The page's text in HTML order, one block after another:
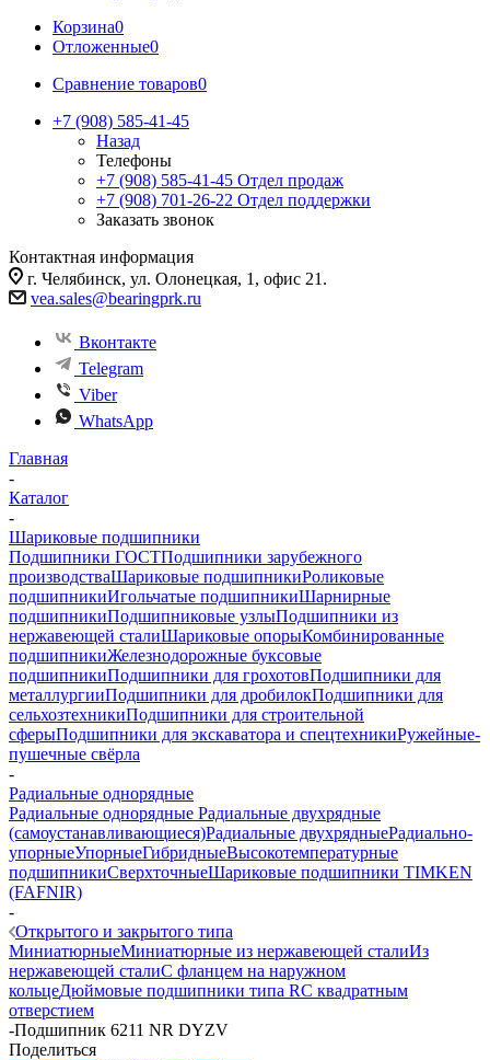
Корзина0
Отложенные0
Сравнение товаров0
+7 (908) 585-41-45
Назад
Телефоны
+7 (908) 585-41-45 Отдел продаж
+7 (908) 701-26-22 Отдел поддержки
Заказать звонок
Контактная информация
г. Челябинск, ул. Олонецкая, 1, офис 21.
vea.sales@bearingprk.ru
Вконтакте
Telegram
Viber
WhatsApp
Главная
-
Каталог
-
Шариковые подшипники
Подшипники ГОСТПодшипники зарубежного
производстваШариковые подшипникиРоликовые
подшипникиИгольчатые подшипникиШарнирные
подшипникиПодшипниковые узлыПодшипники из
нержавеющей сталиШариковые опорыКомбинированные
подшипникиЖелезнодорожные буксовые
подшипникиПодшипники для грохотовПодшипники для
металлургииПодшипники для дробилокПодшипники для
сельхозтехникиПодшипники для строительной
сферыПодшипники для экскаватора и спецтехникиРужейные-
пушечные свёрла
-
Радиальные однорядные
Радиальные однорядные Радиальные двухрядные
(самоустанавливающиеся)Радиальные двухрядныеРадиально-
упорныеУпорныеГибридныеВысокотемпературные
подшипникиСверхточныеШариковые подшипники TIMKEN
(FAFNIR)
-
Открытого и закрытого типа
МиниатюрныеМиниатюрные из нержавеющей сталиИз
нержавеющей сталиС фланцем на наружном
кольцеДюймовые подшипники типа RС квадратным
отверстием
-Подшипник 6211 NR DYZV
Поделиться